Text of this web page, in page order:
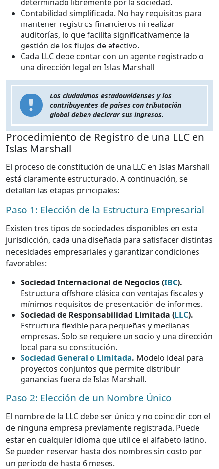
determinado libremente por la sociedad.
Contabilidad simplificada. No hay requisitos para
mantener registros financieros ni realizar
auditorías, lo que facilita significativamente la
gestión de los flujos de efectivo.
Cada LLC debe contar con un agente registrado o
una dirección legal en Islas Marshall
Los ciudadanos estadounidenses y los
contribuyentes de países con tributación
global deben declarar sus ingresos.
Procedimiento de Registro de una LLC en
Islas Marshall
El proceso de constitución de una LLC en Islas Marshall
está claramente estructurado. A continuación, se
detallan las etapas principales:
Paso 1: Elección de la Estructura Empresarial
Existen tres tipos de sociedades disponibles en esta
jurisdicción, cada una diseñada para satisfacer distintas
necesidades empresariales y garantizar condiciones
favorables:
Sociedad Internacional de Negocios (IBC).
Estructura offshore clásica con ventajas fiscales y
mínimos requisitos de presentación de informes.
Sociedad de Responsabilidad Limitada (LLC).
Estructura flexible para pequeñas y medianas
empresas. Solo se requiere un socio y una dirección
local para su constitución.
Sociedad General o Limitada. Modelo ideal para
proyectos conjuntos que permite distribuir
ganancias fuera de Islas Marshall.
Paso 2: Elección de un Nombre Único
El nombre de la LLC debe ser único y no coincidir con el
de ninguna empresa previamente registrada. Puede
estar en cualquier idioma que utilice el alfabeto latino.
Se pueden reservar hasta dos nombres sin costo por
un período de hasta 6 meses.